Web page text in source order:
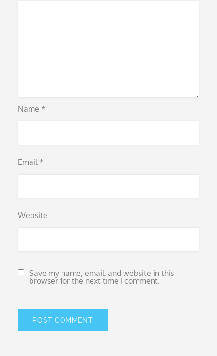
Name *
Email *
Website
Save my name, email, and website in this
browser for the next time I comment.